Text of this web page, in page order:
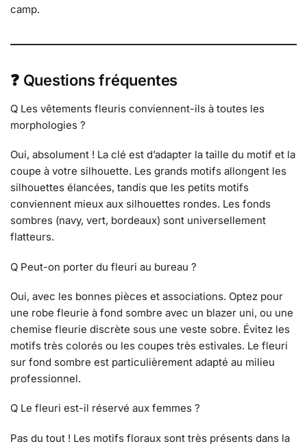
camp.
❓ Questions fréquentes
Q Les vêtements fleuris conviennent-ils à toutes les
morphologies ?
Oui, absolument ! La clé est d’adapter la taille du motif et la
coupe à votre silhouette. Les grands motifs allongent les
silhouettes élancées, tandis que les petits motifs
conviennent mieux aux silhouettes rondes. Les fonds
sombres (navy, vert, bordeaux) sont universellement
flatteurs.
Q Peut-on porter du fleuri au bureau ?
Oui, avec les bonnes pièces et associations. Optez pour
une robe fleurie à fond sombre avec un blazer uni, ou une
chemise fleurie discrète sous une veste sobre. Évitez les
motifs très colorés ou les coupes très estivales. Le fleuri
sur fond sombre est particulièrement adapté au milieu
professionnel.
Q Le fleuri est-il réservé aux femmes ?
Pas du tout ! Les motifs floraux sont très présents dans la